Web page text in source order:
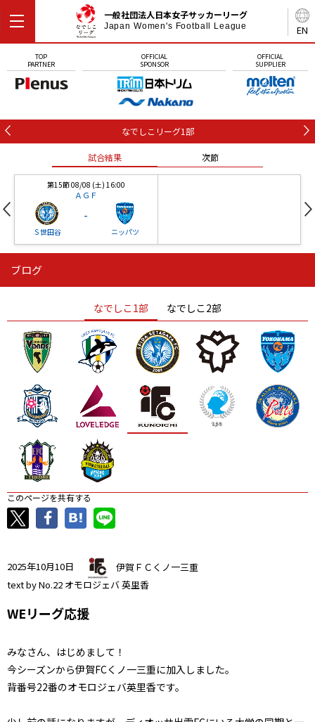
EN
一般社団法人日本女子サッカーリーグ
Japan Women's Football League
TOP
PARTNER
OFFICIAL
SPONSOR
OFFICIAL
SUPPLIER
なでしこリーグ1部
試合結果 次節
第15節 08/08 (土) 16:00
ＡＧＦ
Ｓ世田谷
-
ニッパツ
ニッパツ
ニッパツ 名古屋
石人の星
静岡 愛媛Ｌ
ブログ
なでしこ1部 なでしこ2部
このページを共有する
2025年10月10日
伊賀ＦＣくノ一三重
text by No.22 オモロジェバ 英里香
WEリーグ応援
みなさん、はじめまして！
今シーズンから伊賀FCくノ一三重に加入しました。
背番号22番のオモロジェバ英里香です。